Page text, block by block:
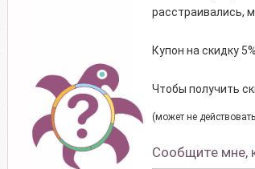
расстраивались,
Купон на скидку
Чтобы получить
(может не
Сообщите мне,